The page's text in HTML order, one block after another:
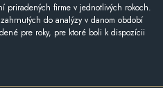
priradených firme v jednotlivých rokoch.
do analýzy v danom období
pre roky, pre ktoré boli k dispozícii